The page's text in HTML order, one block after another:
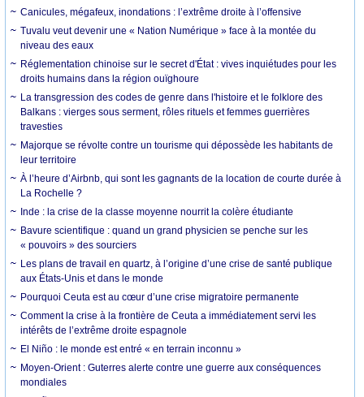
Canicules, mégafeux, inondations : l’extrême droite à l’offensive
Tuvalu veut devenir une « Nation Numérique » face à la montée du
niveau des eaux
Réglementation chinoise sur le secret d'État : vives inquiétudes pour les
droits humains dans la région ouïghoure
La transgression des codes de genre dans l'histoire et le folklore des
Balkans : vierges sous serment, rôles rituels et femmes guerrières
travesties
Majorque se révolte contre un tourisme qui dépossède les habitants de
leur territoire
À l’heure d’Airbnb, qui sont les gagnants de la location de courte durée à
La Rochelle ?
Inde : la crise de la classe moyenne nourrit la colère étudiante
Bavure scientifique : quand un grand physicien se penche sur les
« pouvoirs » des sourciers
Les plans de travail en quartz, à l’origine d’une crise de santé publique
aux États-Unis et dans le monde
Pourquoi Ceuta est au cœur d’une crise migratoire permanente
Comment la crise à la frontière de Ceuta a immédiatement servi les
intérêts de l’extrême droite espagnole
El Niño : le monde est entré « en terrain inconnu »
Moyen-Orient : Guterres alerte contre une guerre aux conséquences
mondiales